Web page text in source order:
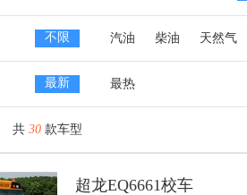
不限 汽油 柴油 天然气
最新 最热
共 30 款车型
超龙EQ6661校车